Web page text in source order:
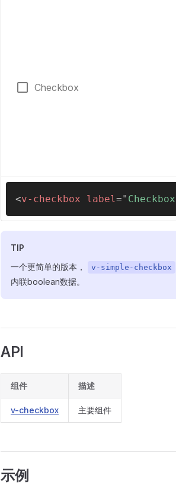
Checkbox
<v-checkbox label=" Checkbox
TIP
一个更简单的版本，
v-simple-checkbox
内联boolean数据。
API
组件 描述
v-checkbox 主要组件
示例